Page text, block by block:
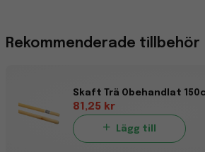
Rekommenderade tillbehör
Skaft Trä Obehandlat
81,25 kr
Lägg till